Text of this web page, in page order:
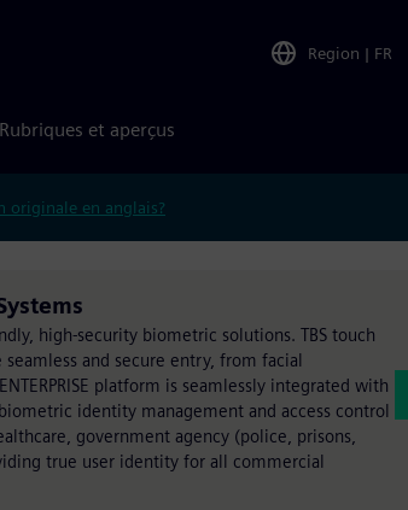
Region | FR
Rubriques et aperçus
originale en anglais?
high-security biometric solutions. TBS touch
and secure entry, from facial
platform is seamlessly integrated with
identity management and access control
government agency (police, prisons,
true user identity for all commercial